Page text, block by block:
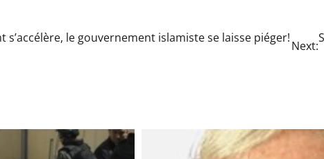
s’accélère, le gouvernement islamiste se laisse piéger!
Next: